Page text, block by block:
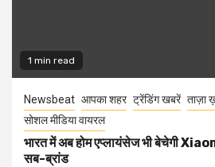
1 min read
Newsbeat आपका शहर ट्रेंडिंग खबरें ताज़ा
सोशल मीडिया वायरल
भारत में अब होम एप्लायंसेज भी बेचेगी
सब-ब्रांड